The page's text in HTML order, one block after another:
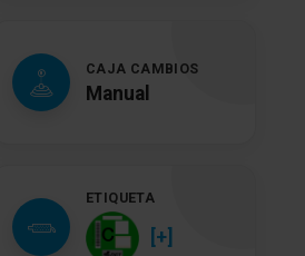
CAJA CAMBIOS
Manual
ETIQUETA
[+]